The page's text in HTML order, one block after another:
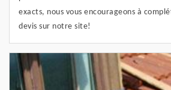
exacts, nous vous encourageons à
devis sur notre site!